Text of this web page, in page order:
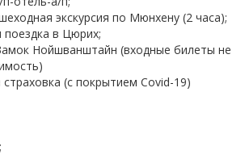
экскурсия по Мюнхену (2 часа);
в Цюрих;
Нойшванштайн (входные билеты не
(с покрытием Covid-19)
;